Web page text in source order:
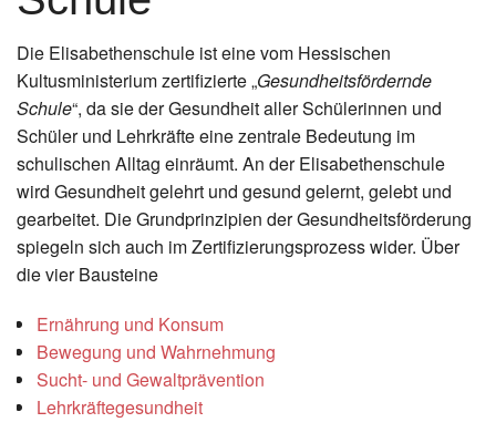
Instagram
Los
Die Elisabethenschule ist eine vom Hessischen
Kultusministerium zertifizierte „Gesundheitsfördernde
Schule“, da sie der Gesundheit aller Schülerinnen und
Schüler und Lehrkräfte eine zentrale Bedeutung im
schulischen Alltag einräumt. An der Elisabethenschule
wird Gesundheit gelehrt und gesund gelernt, gelebt und
gearbeitet. Die Grundprinzipien der Gesundheitsförderung
spiegeln sich auch im Zertifizierungsprozess wider. Über
die vier Bausteine
Ernährung und Konsum
Bewegung und Wahrnehmung
Sucht- und Gewaltprävention
Lehrkräftegesundheit